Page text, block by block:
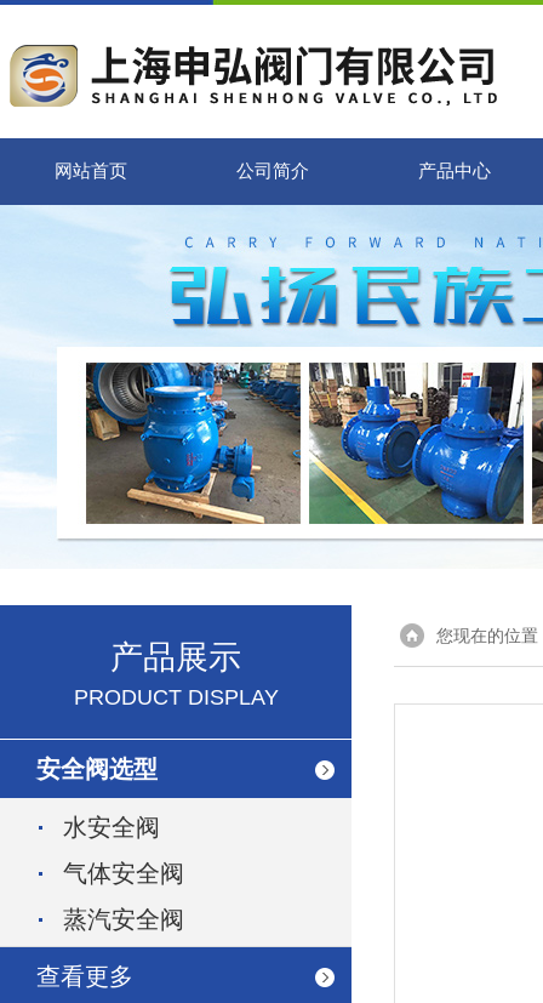
网站首页 公司简介 产品中心
产品展示
PRODUCT DISPLAY
安全阀选型
水安全阀
气体安全阀
蒸汽安全阀
查看更多
您现在的位置